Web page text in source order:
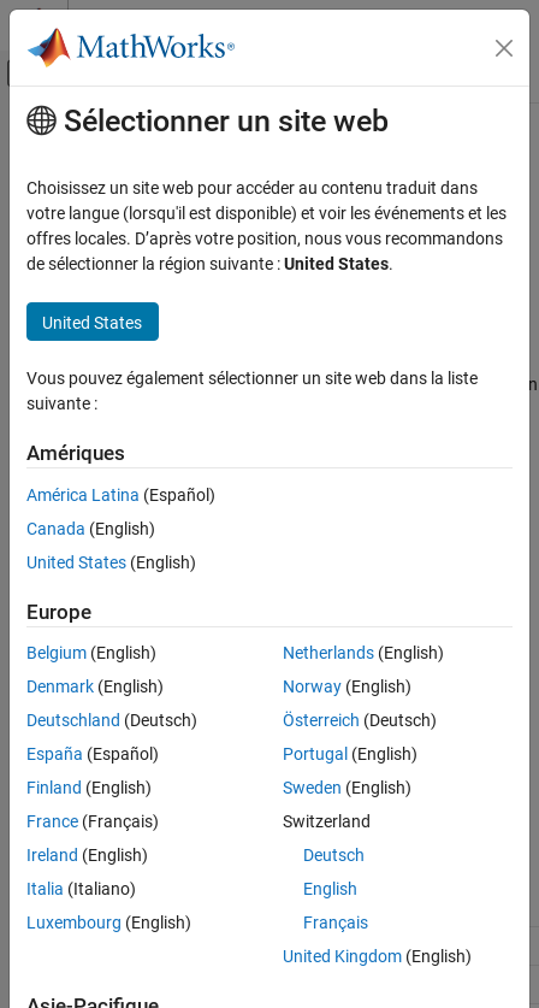
Passer au contenu
Activer/désactiver l'affichage du menu
Accueil de la documentation
Simulink Coder
Code and Tool Customization
Model Configuration Set Customization
Memcpy threshold (bytes)
Description
Settings
Programmatic Use
Version History
See Also
Contenu principal
Memcpy threshold (bytes)
Specify minimum array size for whichmemcpyandmemsetfunction
calls replaceforloops for vector assignments
Description
TheMemcpy threshold (bytes)specifies the minimum array size in
bytes for which
Dependencies
For thememcpyoptimization, this parameter is enabled when you
selectUse memcpy for vector assignment
Settings
64(default) |''
The code generator by default sets the parameter value
requirements.However, the maximum value for theMemcpy
threshold (bytes)
is 2147483647 bytes. If you set the parameter
value at more than the maximum value, it automatically changes
Recommended Settings
No impact
Sélectionner un site web
Choisissez un site web pour accéder au contenu traduit dans
votre langue (lorsqu'il est disponible) et voir les événements et les
offres locales. D’après votre position, nous vous recommandons
de sélectionner la région suivante :United States.
United States
Vous pouvez également sélectionner un site web dans la liste
suivante :
Amériques
América Latina (Español)
Canada (English)
United States (English)
Europe
Belgium (English)
Denmark (English)
Deutschland (Deutsch)
España (Español)
Finland (English)
France (Français)
Ireland (English)
Italia (Italiano)
Luxembourg (English)
Netherlands(English)
Norway(English)
Österreich (Deutsch)
Portugal (English)
Sweden (English)
Switzerland
Deutsch
English
Français
United Kingdom(English)